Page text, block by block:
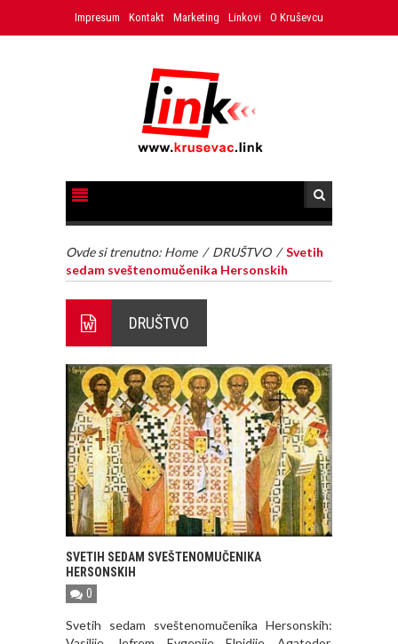
Impresum Kontakt Marketing Linkovi O Kruševcu
Ovde si trenutno: Home / DRUŠTVO /Svetih
sedam sveštenomučenika Hersonskih
DRUŠTVO
SVETIH SEDAM SVEŠTENOMUČENIKA
HERSONSKIH
0
Svetih sedam sveštenomučenika Hersonskih: